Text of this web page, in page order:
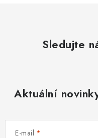
Sledujte
Aktuální
E-mail